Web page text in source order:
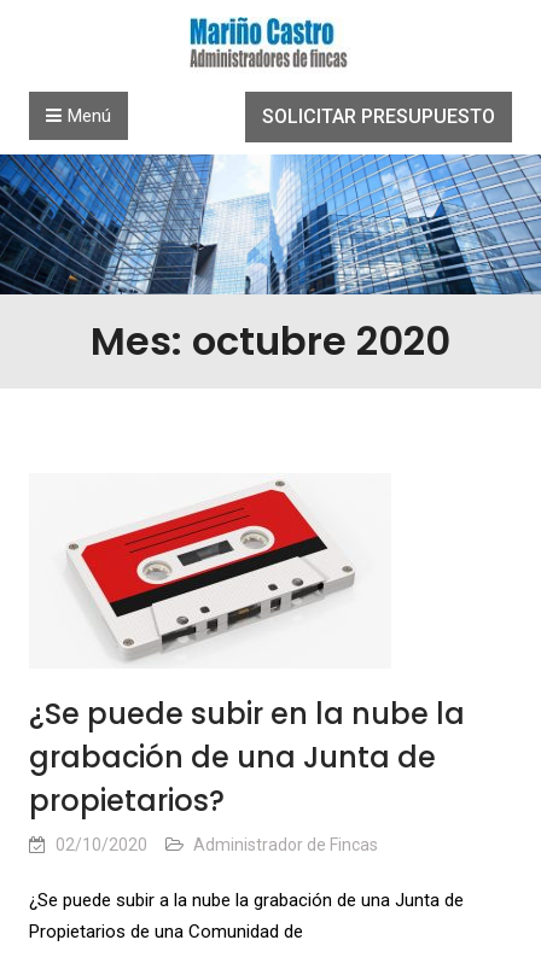
SOLICITAR PRESUPUESTO
Menú
Mes: octubre 2020
¿Se puede subir en la nube la
grabación de una Junta de
propietarios?
02/10/2020 Administrador de Fincas
¿Se puede subir a la nube la grabación de una Junta de
Propietarios de una Comunidad de